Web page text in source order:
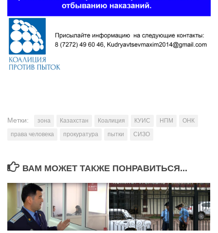
Метки: зона Казахстан Коалиция КУИС НПМ
ОНК
права человека
прокуратура пытки СИЗО
ВАМ МОЖЕТ ТАКЖЕ ПОНРАВИТЬСЯ...